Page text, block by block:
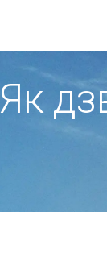
Як